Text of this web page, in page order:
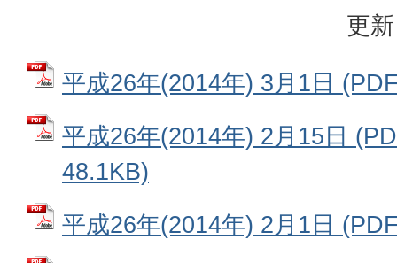
更
平成26年(2014年) 3月1日
平成26年(2014年) 2月15日
48.1KB)
平成26年(2014年) 2月1日